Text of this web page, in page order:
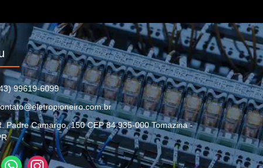
99619-6099
Padre Camargo, 150 CEP 84.935-000 Tomazina -